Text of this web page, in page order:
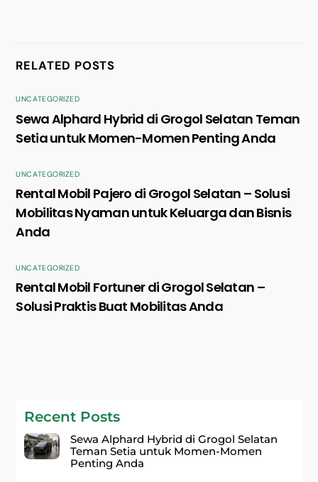
RELATED POSTS
UNCATEGORIZED
Sewa Alphard Hybrid di Grogol Selatan Teman
Setia untuk Momen-Momen Penting Anda
UNCATEGORIZED
Rental Mobil Pajero di Grogol Selatan – Solusi
Mobilitas Nyaman untuk Keluarga dan Bisnis
Anda
UNCATEGORIZED
Rental Mobil Fortuner di Grogol Selatan –
Solusi Praktis Buat Mobilitas Anda
Recent Posts
Sewa Alphard Hybrid di Grogol Selatan
Teman Setia untuk Momen-Momen
Penting Anda